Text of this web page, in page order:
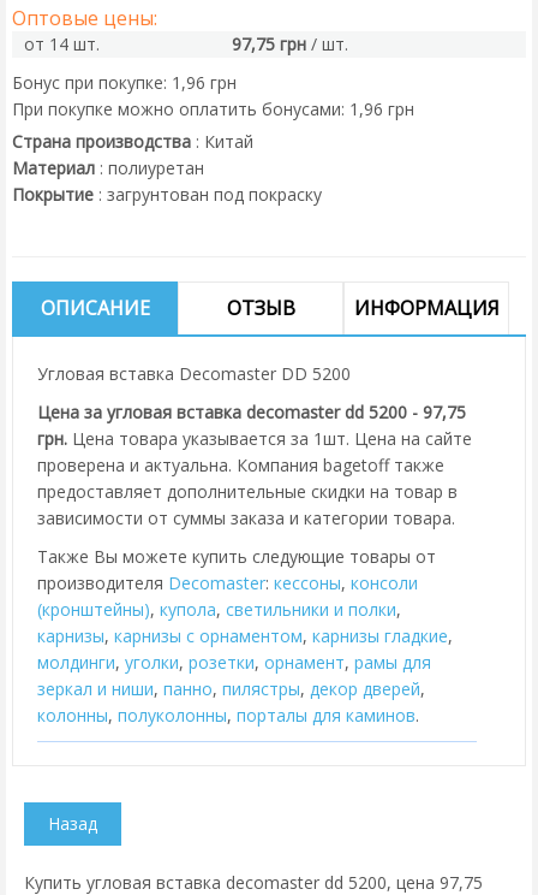
Оптовые цены:
от 14 шт. 97,75 грн / шт.
Бонус при покупке: 1,96 грн
При покупке можно оплатить бонусами: 1,96 грн
Страна производства : Китай
Материал : полиуретан
Покрытие : загрунтован под покраску
ОПИСАНИЕ ОТЗЫВ ИНФОРМАЦИЯ
Угловая вставка Decomaster DD 5200
Цена за угловая вставка decomaster dd 5200 - 97,75
грн. Цена товара указывается за 1шт. Цена на сайте
проверена и актуальна. Компания bagetoff также
предоставляет дополнительные скидки на товар в
зависимости от суммы заказа и категории товара.
Также Вы можете купить следующие товары от
производителя Decomaster: кессоны, консоли
(кронштейны), купола, cветильники и полки,
карнизы, карнизы с орнаментом, карнизы гладкие,
молдинги, уголки, розетки, орнамент, рамы для
зеркал и ниши, панно, пилястры, декор дверей,
колонны, полуколонны, порталы для каминов.
Купить угловая вставка decomaster dd 5200, цена 97,75